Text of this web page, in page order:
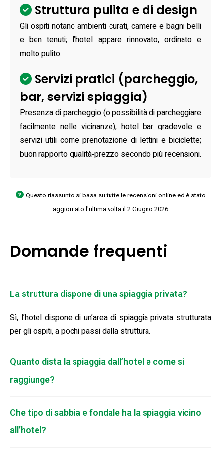
Struttura pulita e di design
Gli ospiti notano ambienti curati, camere e bagni belli
e ben tenuti; l’hotel appare rinnovato, ordinato e
molto pulito.
Servizi pratici (parcheggio,
bar, servizi spiaggia)
Presenza di parcheggio (o possibilità di parcheggiare
facilmente nelle vicinanze), hotel bar gradevole e
servizi utili come prenotazione di lettini e biciclette;
buon rapporto qualità‑prezzo secondo più recensioni.
Questo riassunto si basa su tutte le recensioni online ed è stato
aggiornato l'ultima volta il 2 Giugno 2026
Domande frequenti
La struttura dispone di una spiaggia privata?
Sì, l’hotel dispone di un’area di spiaggia privata strutturata
per gli ospiti, a pochi passi dalla struttura.
Quanto dista la spiaggia dall’hotel e come si
raggiunge?
Che tipo di sabbia e fondale ha la spiaggia vicino
all’hotel?